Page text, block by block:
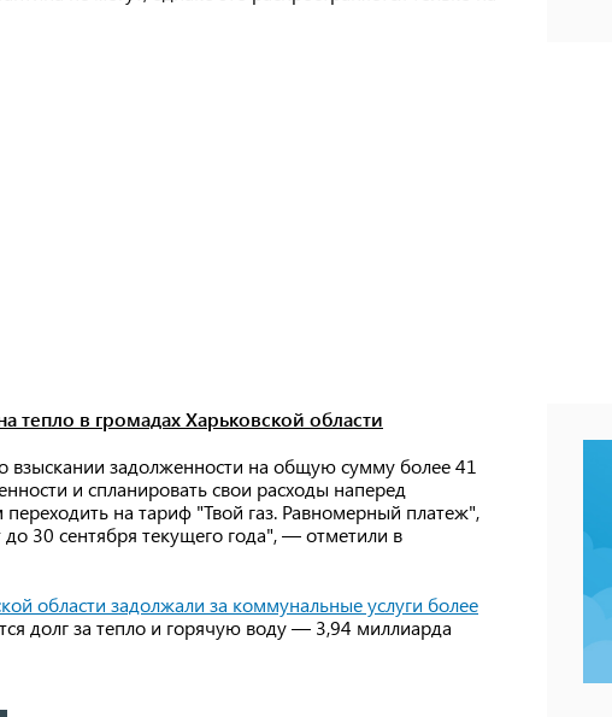
тепло в громадах Харьковской области
взыскании задолженности на общую сумму более 41
и спланировать свои расходы наперед
на тариф "Твой газ. Равномерный платеж",
30 сентября текущего года", — отметили в
области задолжали за коммунальные услуги более
долг за тепло и горячую воду — 3,94 миллиарда